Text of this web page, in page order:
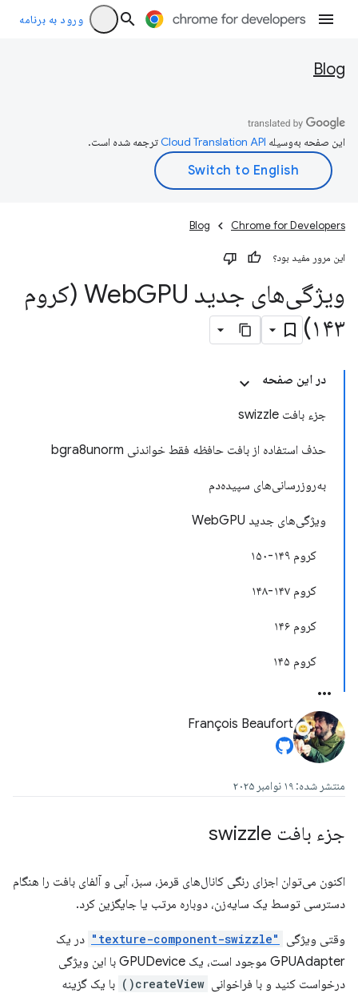
ورود به برنامه
Blog
این صفحه به‌وسیله ترجمه شده است.
Chrome for Developers
Blog
این مرور مفید بود؟
ویژگی‌های جدید Web
GPU (کروم
۱۴۳)
در این صفحه
جزء بافت swizzle
حذف استفاده از بافت حافظه فقط خواندنی bgra8unorm
به‌روزرسانی‌های سپیده‌دم
ویژگی‌های جدید WebGPU
کروم ۱۴۹-۱۵۰
کروم ۱۴۷-۱۴۸
کروم ۱۴۶
کروم ۱۴۵
François Beaufort
منتشر شده: ۱۹ نوامبر ۲۰۲۵
جزء بافت swizzle
اکنون می‌توان اجزای رنگی کانال‌های قرمز، سبز، آبی و آلفای بافت را هنگام
دسترسی توسط یک سایه‌زن، دوباره مرتب یا جایگزین کرد.
وقتی ویژگی "texture-component-swizzle"
در یک
GPUAdapter موجود است، یک GPUDevice با این ویژگی
درخواست کنید و با فراخوانی createView() با یک گزینه